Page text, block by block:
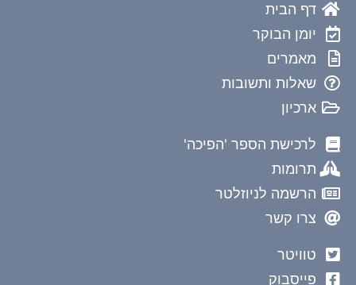
דף הבית
יומן הבוקר
מאמרים
שאלות ותשובות
ארכיון
לרכישת הספר 'הפיכה'
תרומות
הרשמה לניוזלטר
צרו קשר
טוויטר
פייסבוק